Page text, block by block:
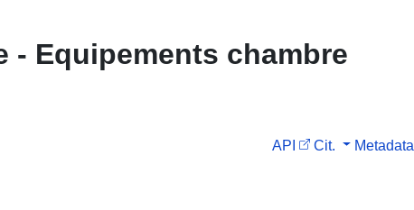
Equipements chambre
API Cit. Metadata